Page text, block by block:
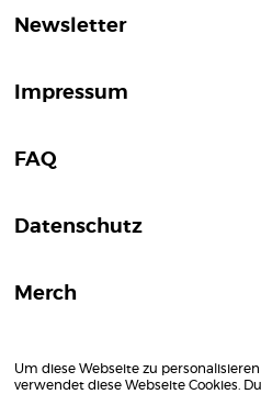
Newsletter
Impressum
FAQ
Datenschutz
Merch
Um diese Webseite zu
verwendet diese Webseite Cookies.